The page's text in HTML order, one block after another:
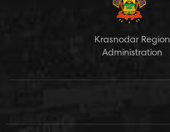
Krasnodar Region
Administration